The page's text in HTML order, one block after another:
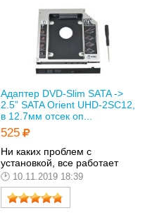
режиме только для чтения.
Сохраняются настройки и
поддерживаются
кириллические символы в
названиях.
- Поддерживается разбиение
диска на разделы.
- Перемонтирование образов
и защиты происходит без
необходимости отсоединять
диск.
- Длинные имена файлов
прокручиваются бегущей
строкой. Правда до 32
символов.
- Поддерживаются
Адаптер DVD-Slim SATA ->
2.5” SATA Orient UHD-2SC12,
в 12.7мм отсек оп...
525
Ни каких проблем с
установкой, все работает
10.11.2019 18:39